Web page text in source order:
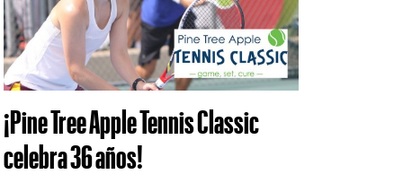
¡Pine Tree Apple Tennis Classic
celebra 36 años!